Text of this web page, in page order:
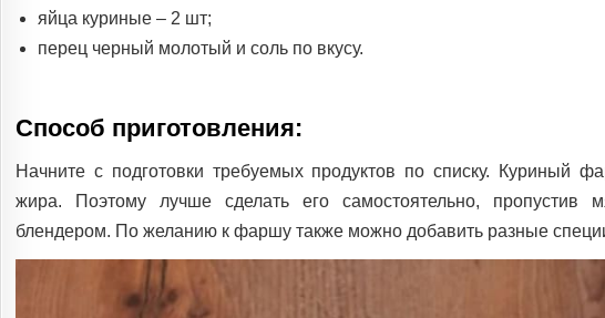
яйца куриные – 2 шт;
перец черный молотый и соль по вкусу.
Способ приготовления:
Начните с подготовки требуемых продуктов по списку. Куриный
жира. Поэтому лучше сделать его самостоятельно, пропустив
блендером. По желанию к фаршу также можно добавить разные